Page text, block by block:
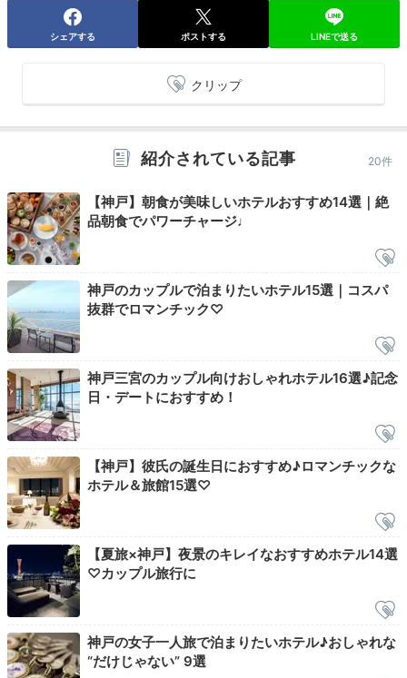
Freetime
ホテルステイを満喫
デラックスハーバーサイドキング ス
チェックアウトは12時と遅めなので、朝食後もお部屋
でゆったり過ごせます。フォトジェニックなインテリア
思い思いの時間を過ごしましょう。
Check-out
12:00
時間に追われず
チェックアウト
シェアする ポストする LINEで送る
クリップ
紹介されている記事 20件
【神戸】朝食が美味しいホテルおすすめ14選｜絶
品朝食でパワーチャージ♩
神戸のカップルで泊まりたいホテル15選｜コスパ
抜群でロマンチック♡
神戸三宮のカップル向けおしゃれホテル16選♪記念
日・デートにおすすめ！
【神戸】彼氏の誕生日におすすめ♪ロマンチックな
ホテル＆旅館15選♡
【夏旅×神戸】夜景のキレイなおすすめホテル14選
♡カップル旅行に
神戸の女子一人旅で泊まりたいホテル♪おしゃれな
“だけじゃない” 9選